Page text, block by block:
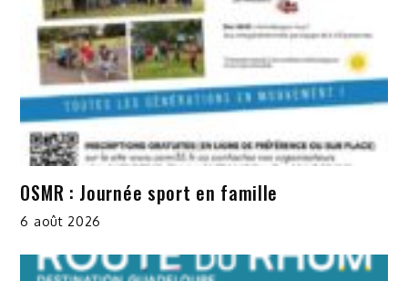
OSMR : Journée sport en famille
6 août 2026